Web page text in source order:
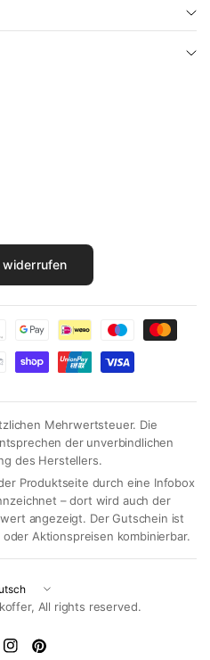
Mehrwertsteuer. Die
der unverbindlichen
des Herstellers.
Produktseite durch eine Infobox
– dort wird auch der
angezeigt. Der Gutschein ist
Aktionspreisen kombinierbar.
Region
All rights reserved.